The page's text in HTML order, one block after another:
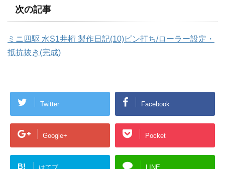
次の記事
ミニ四駆 水S1井桁 製作日記(10)ピン打ち/ローラー設定・
抵抗抜き(完成)
Twitter Facebook
Google+ Pocket
B! はてブ LINE